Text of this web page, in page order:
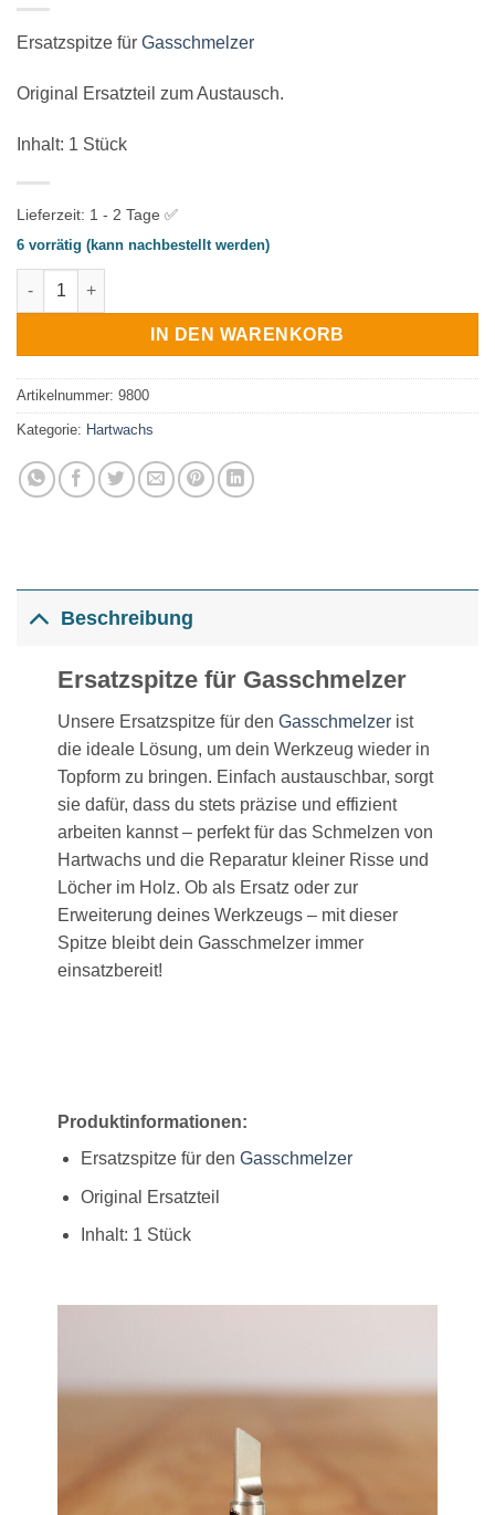
Ersatzspitze für Gasschmelzer
Original Ersatzteil zum Austausch.
Inhalt: 1 Stück
Lieferzeit: 1 - 2 Tage ✅
6 vorrätig (kann nachbestellt werden)
Ersatzspitze für Gasschmelzer Menge
IN DEN WARENKORB
Artikelnummer: 9800
Kategorie: Hartwachs
Beschreibung
Ersatzspitze für Gasschmelzer
Unsere Ersatzspitze für den Gasschmelzerist
die ideale Lösung, um dein Werkzeug wieder in
Topform zu bringen. Einfach austauschbar, sorgt
sie dafür, dass du stets präzise und effizient
arbeiten kannst – perfekt für das Schmelzen von
Hartwachs und die Reparatur kleiner Risse und
Löcher im Holz. Ob als Ersatz oder zur
Erweiterung deines Werkzeugs – mit dieser
Spitze bleibt dein Gasschmelzer immer
einsatzbereit!
Produktinformationen:
Ersatzspitze für den Gasschmelzer
Original Ersatzteil
Inhalt: 1 Stück